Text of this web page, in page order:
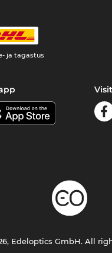
ja tagastus
Edeloptics GmbH. All